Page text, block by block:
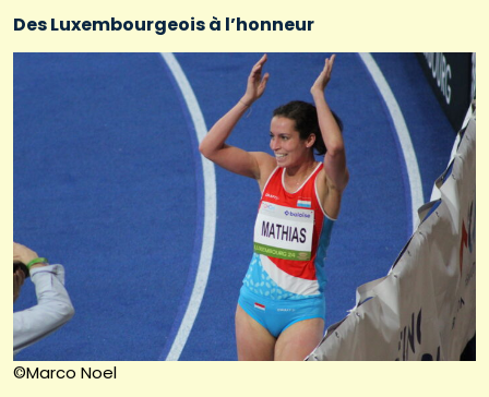
Des Luxembourgeois à l’honneur
©Marco Noel